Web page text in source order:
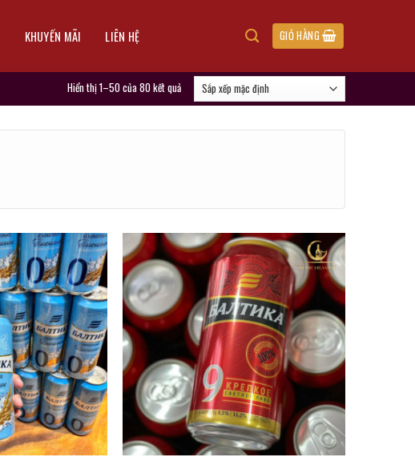
KHUYẾN MÃI LIÊN HỆ GIỎ HÀNG
Hiển thị 1–50 của 80 kết quả